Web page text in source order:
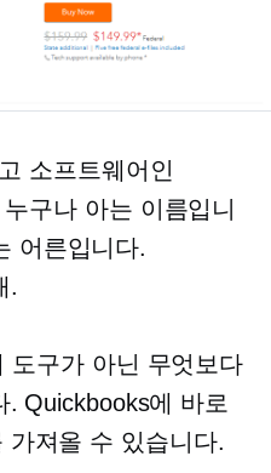
소프트웨어인
구나 아는 이름입니
어른입니다.
.
도구가 아닌 무엇보다
. Quickbooks에 바로
가져올 수 있습니다.